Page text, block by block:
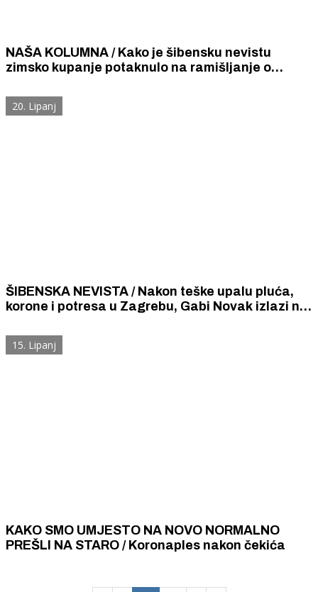
NAŠA KOLUMNA / Kako je šibensku nevistu
zimsko kupanje potaknulo na ramišljanje o
20. Lipanj
ŠIBENSKA NEVISTA / Nakon teške upalu pluća,
korone i potresa u Zagrebu, Gabi Novak izlazi na
songovima.
15. Lipanj
KAKO SMO UMJESTO NA NOVO NORMALNO
PREŠLI NA STARO / Koronaples nakon čekića